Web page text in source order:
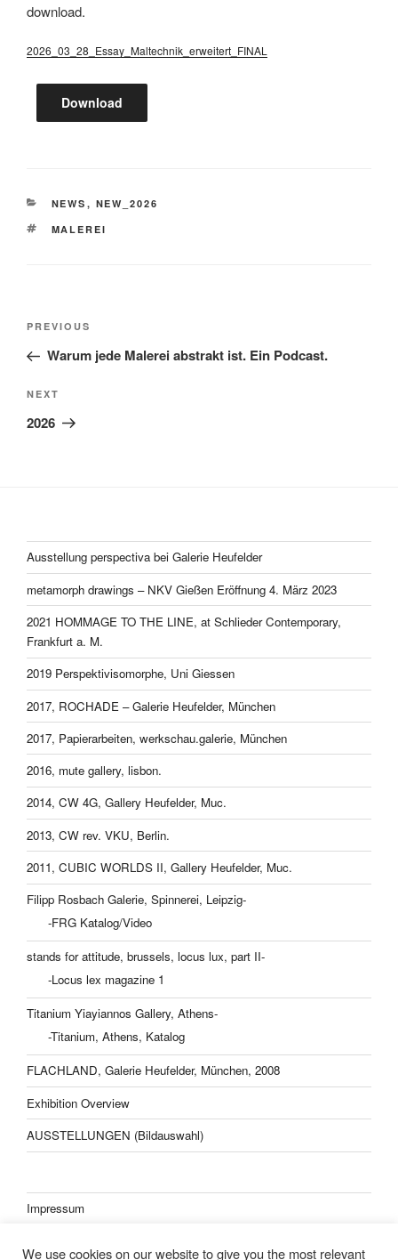
download.
2026_03_28_Essay_Maltechnik_erweitert_FINAL
Download
CATEGORIES
NEWS , NEW_2026
TAGS
MALEREI
Post
Previous
Post
PREVIOUS
Warum jede Malerei abstrakt ist. Ein Podcast.
Next
Post
NEXT
2026
Ausstellung perspectiva bei Galerie Heufelder
metamorph drawings – NKV Gießen Eröffnung 4. März 2023
2021 HOMMAGE TO THE LINE, at Schlieder Contemporary,
Frankfurt a. M.
2019 Perspektivisomorphe, Uni Giessen
2017, ROCHADE – Galerie Heufelder, München
2017, Papierarbeiten, werkschau.galerie, München
2016, mute gallery, lisbon.
2014, CW 4G, Gallery Heufelder, Muc.
2013, CW rev. VKU, Berlin.
2011, CUBIC WORLDS II, Gallery Heufelder, Muc.
Filipp Rosbach Galerie, Spinnerei, Leipzig-
-FRG Katalog/Video
stands for attitude, brussels, locus lux, part II-
-Locus lex magazine 1
Titanium Yiayiannos Gallery, Athens-
-Titanium, Athens, Katalog
FLACHLAND, Galerie Heufelder, München, 2008
Exhibition Overview
AUSSTELLUNGEN (Bildauswahl)
Impressum
We use cookies on our website to give you the most relevant